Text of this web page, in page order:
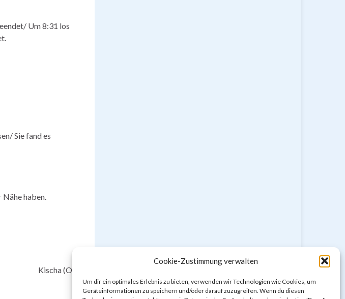
Cookie-Zustimmung verwalten
Um dir ein optimales Erlebnis zu bieten, verwenden wir Technologien wie Cookies, um
Geräteinformationen zu speichern und/oder darauf zuzugreifen. Wenn du diesen
Um 8:31 los
Sie fand es
haben.
Kischa (OG 4)